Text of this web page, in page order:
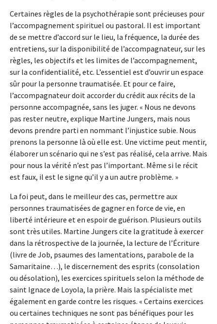
Certaines règles de la psychothérapie sont précieuses pour
l’accompagnement spirituel ou pastoral. Il est important
de se mettre d’accord sur le lieu, la fréquence, la durée des
entretiens, sur la disponibilité de l’accompagnateur, sur les
règles, les objectifs et les limites de l’accompagnement,
sur la confidentialité, etc. L’essentiel est d’ouvrir un espace
sûr pour la personne traumatisée. Et pour ce faire,
l’accompagnateur doit accorder du crédit aux récits de la
personne accompagnée, sans les juger. « Nous ne devons
pas rester neutre, explique Martine Jungers, mais nous
devons prendre parti en nommant l’injustice subie. Nous
prenons la personne là où elle est. Une victime peut mentir,
élaborer un scénario qui ne s’est pas réalisé, cela arrive. Mais
pour nous la vérité n’est pas l’important. Même si le récit
est faux, il est le signe qu’il y a un autre problème. »
La foi peut, dans le meilleur des cas, permettre aux
personnes traumatisées de gagner en force de vie, en
liberté intérieure et en espoir de guérison. Plusieurs outils
sont très utiles. Martine Jungers cite la gratitude à exercer
dans la rétrospective de la journée, la lecture de l’Écriture
(livre de Job, psaumes des lamentations, parabole de la
Samaritaine…), le discernement des esprits (consolation
ou désolation), les exercices spirituels selon la méthode de
saint Ignace de Loyola, la prière. Mais la spécialiste met
également en garde contre les risques. « Certains exercices
ou certaines techniques ne sont pas bénéfiques pour les